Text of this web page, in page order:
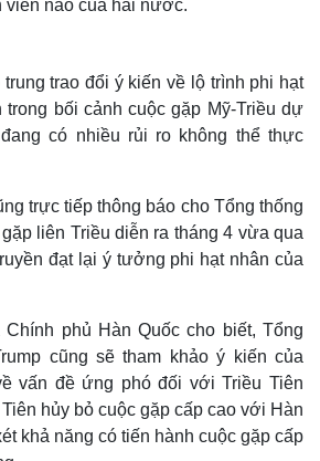
viên nào của hai nước.
trao đổi ý kiến về lộ trình phi hạt
trong bối cảnh cuộc gặp Mỹ-Triều dự
có nhiều rủi ro không thể thực
trực tiếp thông báo cho Tổng thống
liên Triều diễn ra tháng 4 vừa qua
đạt lại ý tưởng phi hạt nhân của
phủ Hàn Quốc cho biết, Tổng
cũng sẽ tham khảo ý kiến của
vấn đề ứng phó đối với Triều Tiên
hủy bỏ cuộc gặp cấp cao với Hàn
khả năng có tiến hành cuộc gặp cấp